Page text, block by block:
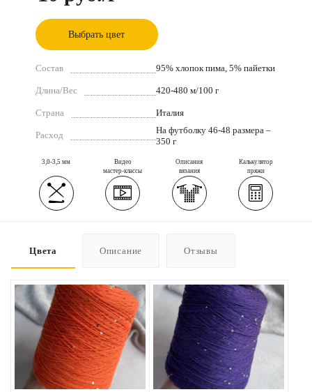
Выбрать цвет
Состав 95% хлопок пима, 5% пайетки
Длина/Вес 420-480 м/100 г
Страна Италия
Расход
На футболку 46-48 размера –
350 г
3,0-3,5 мм
Видео
мастер-классы
Описания
вязания
Калькулятор
пряжи
Цвета Описание Отзывы